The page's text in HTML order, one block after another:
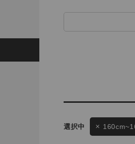
LADIES